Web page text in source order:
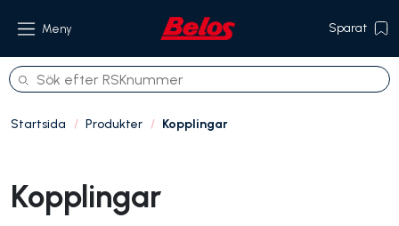
Meny Sparat
Om oss
Startsida Produkter Kopplingar
Kopplingar